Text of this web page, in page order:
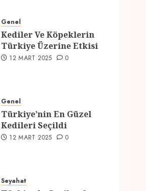
Genel
Kediler Ve Köpeklerin
Türkiye Üzerine Etkisi
12 MART 2025 0
Genel
Türkiye’nin En Güzel
Kedileri Seçildi
12 MART 2025 0
Seyahat